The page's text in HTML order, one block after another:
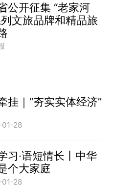
公开征集 “老家河
文旅品牌和精品旅
挂｜“夯实实体经济”
28
习·语短情长丨中华
个大家庭
28